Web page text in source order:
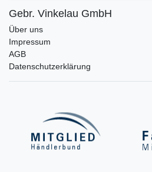
Gebr. Vinkelau GmbH
Über uns
Impressum
AGB
Datenschutzerklärung